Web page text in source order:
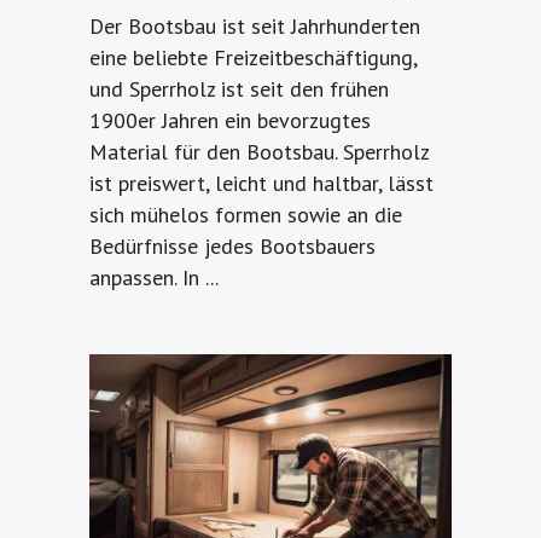
Der Bootsbau ist seit Jahrhunderten
eine beliebte Freizeitbeschäftigung,
und Sperrholz ist seit den frühen
1900er Jahren ein bevorzugtes
Material für den Bootsbau. Sperrholz
ist preiswert, leicht und haltbar, lässt
sich mühelos formen sowie an die
Bedürfnisse jedes Bootsbauers
anpassen. In